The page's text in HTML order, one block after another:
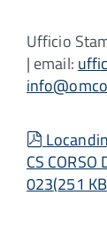
Ufficio
| email:
pdf
CS
023(251 KB